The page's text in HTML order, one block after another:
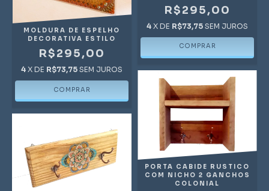
MOLDURA DE ESPELHO
DECORATIVA ESTILO
R$295,00
4 X DE R$73,75 SEM JUROS
R$295,00
4 X DE R$73,75 SEM JUROS
PORTA CABIDE RUSTICO
COM NICHO 2 GANCHOS
COLONIAL